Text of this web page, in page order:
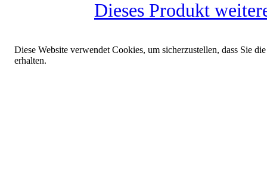
Dieses Produkt
Diese Website verwendet Cookies, um sicherzustellen, dass Sie
erhalten.